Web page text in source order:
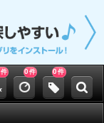
件 0件 0件